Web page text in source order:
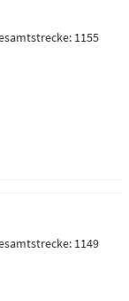
1155
1149